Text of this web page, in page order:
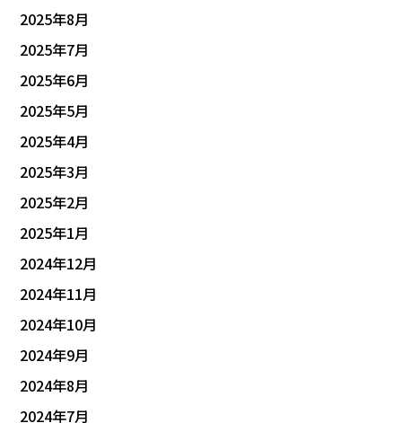
2025年8月
2025年7月
2025年6月
2025年5月
2025年4月
2025年3月
2025年2月
2025年1月
2024年12月
2024年11月
2024年10月
2024年9月
2024年8月
2024年7月